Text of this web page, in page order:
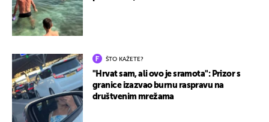
ŠTO KAŽETE?
"Hrvat sam, ali ovo je sramota": Prizor s
granice izazvao burnu raspravu na
društvenim mrežama